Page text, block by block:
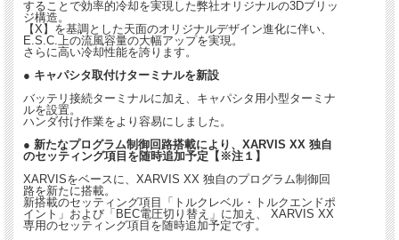
することで効率的冷却を実現した弊社オリジナルの3Dブリッ
ジ構造。
【X】を基調とした天面のオリジナルデザイン進化に伴い、
E.S.C.上の流風容量の大幅アップを実現。
さらに高い冷却性能を誇ります。
● キャパシタ取付けターミナルを新設
バッテリ接続ターミナルに加え、キャパシタ用小型ターミナ
ルを設置。
ハンダ付け作業をより容易にしました。
● 新たなプログラム制御回路搭載により、XARVIS XX 独自
のセッティング項目を随時追加予定【※注１】
XARVISをベースに、XARVIS XX 独自のプログラム制御回
路を新たに搭載。
新搭載のセッティング項目「トルクレベル・トルクエンドポ
イント」および「BEC電圧切り替え」に加え、 XARVIS XX
専用のセッティング項目を随時追加予定です。